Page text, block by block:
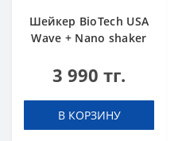
Шейкер BioTech USA
Wave + Nano shaker
черный
3 990 тг.
В КОРЗИНУ